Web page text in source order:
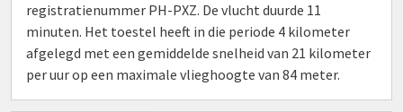
registratienummer PH-PXZ. De vlucht duurde 11
minuten. Het toestel heeft in die periode 4 kilometer
afgelegd met een gemiddelde snelheid van 21 kilometer
per uur op een maximale vlieghoogte van 84 meter.